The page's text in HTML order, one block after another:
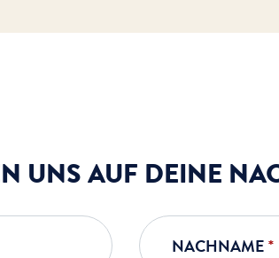
UNS AUF DEINE
NACHNAME*